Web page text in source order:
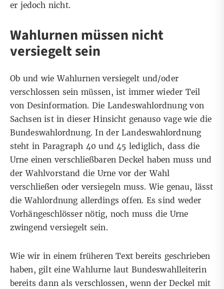
er jedoch nicht.
Wahlurnen müssen nicht
versiegelt sein
Ob und wie Wahlurnen versiegelt und/oder
verschlossen sein müssen, ist immer wieder Teil
von Desinformation. Die Landeswahlordnung von
Sachsen ist in dieser Hinsicht genauso vage wie die
Bundeswahlordnung. In der Landeswahlordnung
steht in Paragraph 40 und45 lediglich, dass die
Urne einen verschließbaren Deckel haben muss und
der Wahlvorstand die Urne vor der Wahl
verschließen oder versiegeln muss. Wie genau, lässt
die Wahlordnung allerdings offen. Es sind weder
Vorhängeschlösser nötig, noch muss die Urne
zwingend versiegelt sein.
Wie wir in einem früheren Text bereits geschrieben
haben, gilt eine Wahlurne laut Bundeswahlleiterin
bereits dann als verschlossen, wenn der Deckel mit